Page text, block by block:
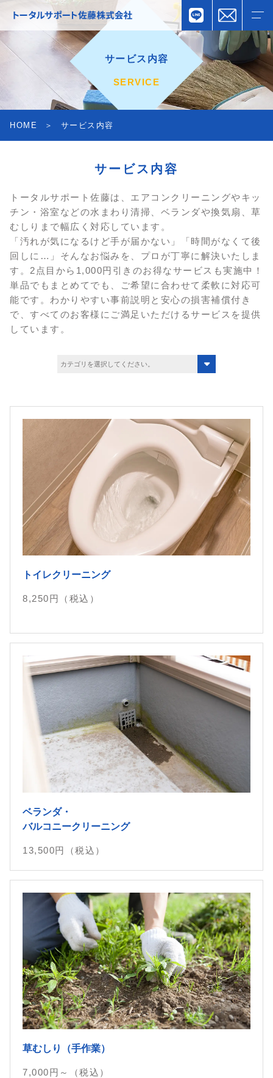
サービス内容
SERVICE
HOME サービス内容
サービス内容
トータルサポート佐藤は、エアコンクリーニングやキッ
チン・浴室などの水まわり清掃、ベランダや換気扇、草
むしりまで幅広く対応しています。
「汚れが気になるけど手が届かない」「時間がなくて後
回しに…」そんなお悩みを、プロが丁寧に解決いたしま
す。 2点目から1,000円引きのお得なサービスも実施中！
単品でもまとめてでも、ご希望に合わせて柔軟に対応可
能です。 わかりやすい事前説明と安心の損害補償付き
で、すべてのお客様にご満足いただけるサービスを提供
しています。
トイレクリーニング
8,250円（税込）
ベランダ・
バルコニークリーニング
13,500円（税込）
草むしり（手作業）
7,000円～（税込）